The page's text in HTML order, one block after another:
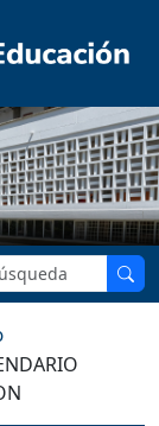
en el sitio: